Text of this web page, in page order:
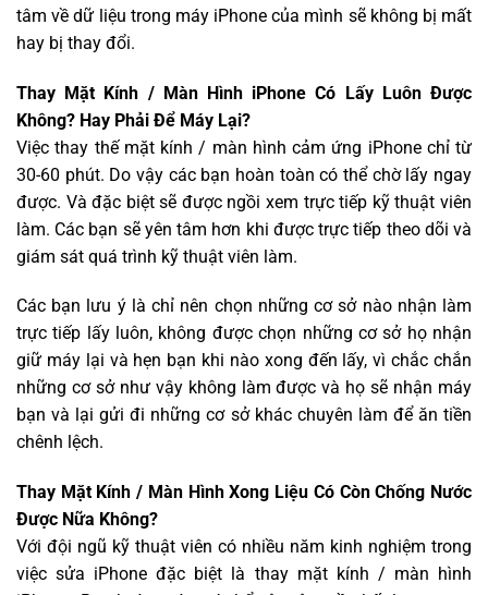
tâm về dữ liệu trong máy iPhone của mình sẽ không bị mất
hay bị thay đổi.
Thay Mặt Kính / Màn Hình iPhone Có Lấy Luôn Được
Không? Hay Phải Để Máy Lại?
Việc thay thế mặt kính / màn hình cảm ứng iPhone chỉ từ
30-60 phút. Do vậy các bạn hoàn toàn có thể chờ lấy ngay
được. Và đặc biệt sẽ được ngồi xem trực tiếp kỹ thuật viên
làm. Các bạn sẽ yên tâm hơn khi được trực tiếp theo dõi và
giám sát quá trình kỹ thuật viên làm.
Các bạn lưu ý là chỉ nên chọn những cơ sở nào nhận làm
trực tiếp lấy luôn, không được chọn những cơ sở họ nhận
giữ máy lại và hẹn bạn khi nào xong đến lấy, vì chắc chắn
những cơ sở như vậy không làm được và họ sẽ nhận máy
bạn và lại gửi đi những cơ sở khác chuyên làm để ăn tiền
chênh lệch.
Thay Mặt Kính / Màn Hình Xong Liệu Có Còn Chống Nước
Được Nữa Không?
Với đội ngũ kỹ thuật viên có nhiều năm kinh nghiệm trong
việc sửa iPhone đặc biệt là thay mặt kính / màn hình